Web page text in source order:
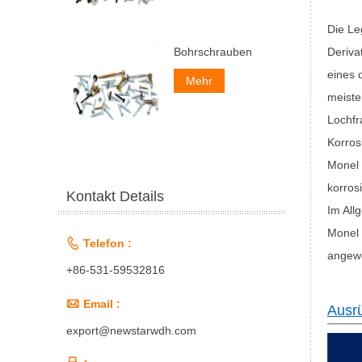
Die
eines
Monel
Im
Bohrschrauben
Mehr
Kontakt Details
 Telefon :
+86-531-59532816
 Email :
export@newstarwdh.com